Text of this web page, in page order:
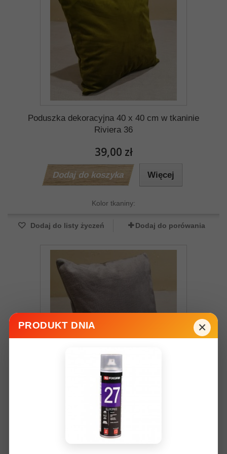
Poduszka dekoracyjna 40 x 40 cm w tkaninie
Riviera 36
39,00 zł
Dodaj do koszyka Więcej
Kolor tkaniny:
Dodaj do listy życzeń Dodaj do porówania
Poduszka dekoracyjna 40 x 40 cm w tkaninie
monolith 84
39,00 zł
×
PRODUKT DNIA